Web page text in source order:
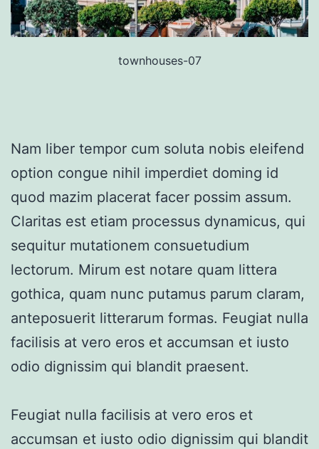
townhouses-07
Nam liber tempor cum soluta nobis eleifend
option congue nihil imperdiet doming id
quod mazim placerat facer possim assum.
Claritas est etiam processus dynamicus, qui
sequitur mutationem consuetudium
lectorum. Mirum est notare quam littera
gothica, quam nunc putamus parum claram,
anteposuerit litterarum formas. Feugiat nulla
facilisis at vero eros et accumsan et iusto
odio dignissim qui blandit praesent.
Feugiat nulla facilisis at vero eros et
accumsan et iusto odio dignissim qui blandit